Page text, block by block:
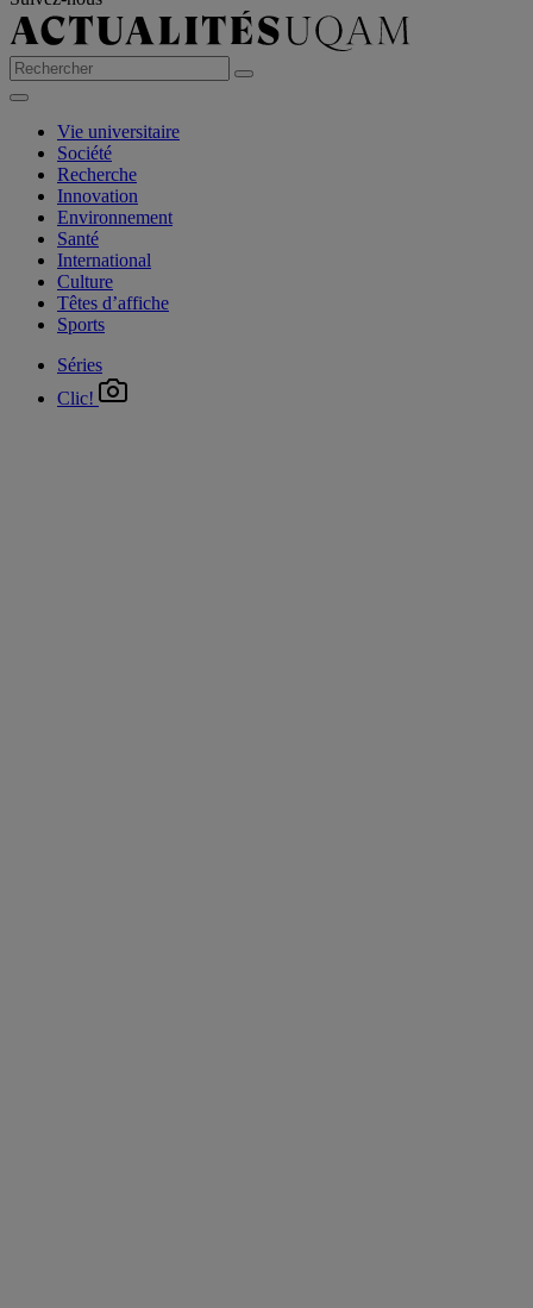
Vie universitaire
Société
Recherche
Innovation
Environnement
Santé
International
Culture
Têtes d’affiche
Sports
Séries
Clic!